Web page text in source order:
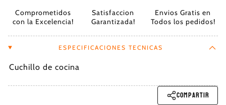
Comprometidos
con la Excelencia!
Satisfaccion
Garantizada!
Envios Gratis en
Todos los pedidos!
ESPECIFICACIONES TECNICAS
Cuchillo de cocina
Compartir